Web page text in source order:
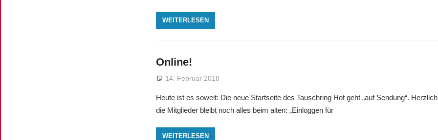
WEITERLESEN
Online!
14. Februar 2018
Heute ist es soweit: Die neue Startseite des Tauschring Hof geht „auf Sendung“.
die Mitglieder bleibt noch alles beim alten: „Einloggen für
WEITERLESEN